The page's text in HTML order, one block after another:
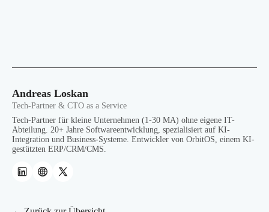
Andreas Loskan
Tech-Partner & CTO as a Service
Tech-Partner für kleine Unternehmen (1-30 MA) ohne eigene IT-
Abteilung. 20+ Jahre Softwareentwicklung, spezialisiert auf KI-
Integration und Business-Systeme. Entwickler von OrbitOS, einem KI-
gestützten ERP/CRM/CMS.